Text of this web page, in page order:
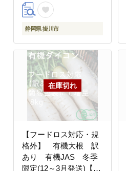
静岡県 掛川市
【フードロス対応・規
格外】 有機大根 訳
あり 有機JAS 冬季
限定(12～3月発送)【配